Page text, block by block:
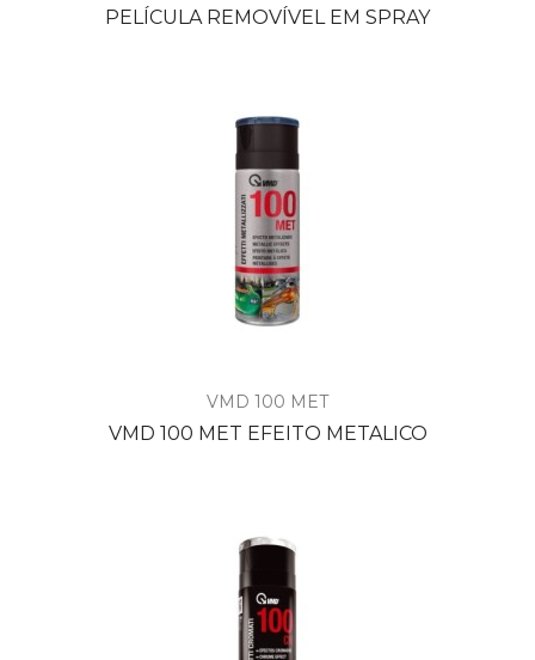
PELÍCULA REMOVÍVEL EM SPRAY
VMD 100 MET
VMD 100 MET EFEITO METALICO